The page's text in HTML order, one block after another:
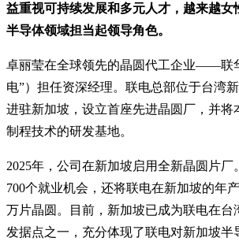
益重视可持续发展和多元人才，越来越女
半导体领域担当起领导角色。
卓丽莹在全球领先的晶圆代工企业——联
电”）担任资深经理。联电总部位于台湾
进驻新加坡，设立首座先进晶圆厂，并将
制程技术的研发基地。
2025年，公司在新加坡启用全新晶圆片厂
700个就业机会，还将联电在新加坡的年
万片晶圆。目前，新加坡已成为联电在台
发据点之一，充分体现了联电对新加坡半